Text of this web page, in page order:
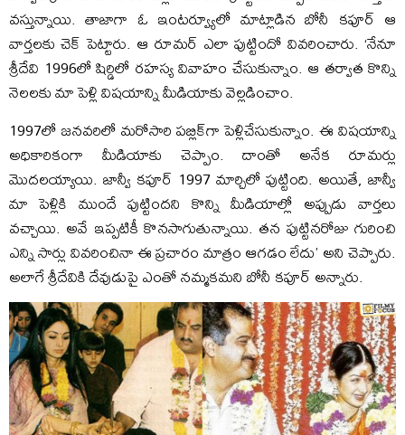
వస్తున్నాయి. తాజాగా ఓ ఇంటర్వ్యూలో మాట్లాడిన బోనీ కపూర్ ఆ
వార్తలకు చెక్‌ పెట్టారు. ఆ రూమర్‌ ఎలా పుట్టిందో వివరించారు. ‘నేనూ
శ్రీదేవి 1996లో షిర్డిలో రహస్య వివాహం చేసుకున్నాం. ఆ తర్వాత కొన్ని
నెలలకు మా పెళ్లి విషయాన్ని మీడియాకు వెల్లడించాం.
1997లో జనవరిలో మరోసారి పబ్లిక్‌గా పెళ్లిచేసుకున్నాం. ఈ విషయాన్ని
అధికారికంగా మీడియాకు చెప్పాం. దాంతో అనేక రూమర్లు
మొదలయ్యాయి. జాన్వీ కపూర్‌ 1997 మార్చిలో పుట్టింది. అయితే, జాన్వీ
మా పెళ్లికి ముందే పుట్టిందని కొన్ని మీడియాల్లో అప్పుడు వార్తలు
వచ్చాయి. అవే ఇప్పటికీ కొనసాగుతున్నాయి. తన పుట్టినరోజు గురించి
ఎన్ని సార్లు వివరించినా ఈ ప్రచారం మాత్రం ఆగడం లేదు’ అని చెప్పారు.
అలాగే శ్రీదేవికి దేవుడుపై ఎంతో నమ్మకమని బోనీ కపూర్‌ అన్నారు.